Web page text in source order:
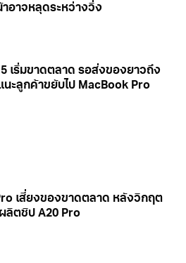
อาจหลุดระหว่างวิ่ง
เริ่มขาดตลาด รอส่งของยาวถึง
ะลูกค้าขยับไป MacBook Pro
เสี่ยงของขาดตลาด หลังวิกฤต
ลิตชิป A20 Pro